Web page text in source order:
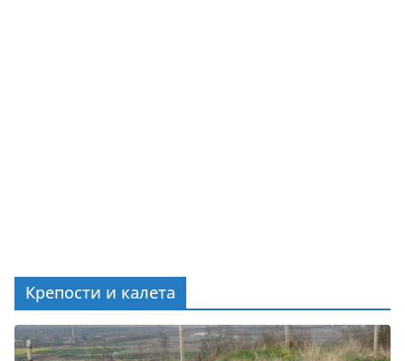
Крепости и калета